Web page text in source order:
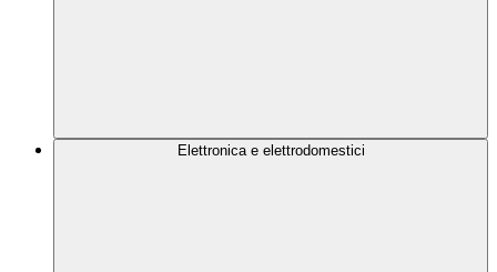
Elettronica e elettrodomestici